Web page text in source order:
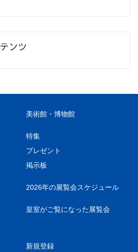
ンツ
美術館・博物館
特集
プレゼント
掲示板
2026年の展覧会スケジュール
皇室がご覧になった展覧会
新規登録